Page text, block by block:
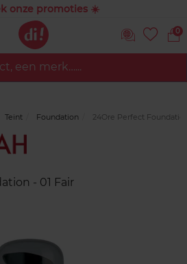
onze promoties ☀️
0
een merk…...
Teint Foundation 24Ore Perfect
- 01 Fair